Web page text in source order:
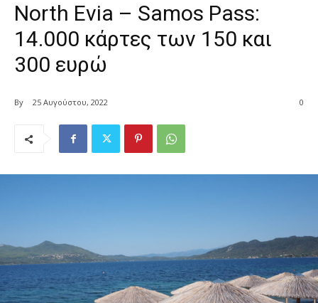
North Evia – Samos Pass:
14.000 κάρτες των 150 και
300 ευρώ
By 25 Αυγούστου, 2022 0